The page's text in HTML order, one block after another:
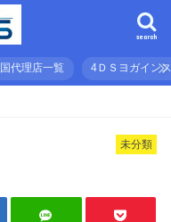
search
代理店一覧 4ＤＳヨガイン
未分類